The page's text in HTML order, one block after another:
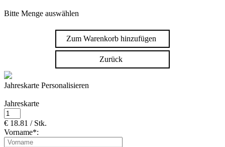
Bitte Menge auswählen
Zum Warenkorb hinzufügen
Zurück
Jahreskarte Personalisieren
Jahreskarte
€ 18.81 / Stk.
Vorname*: